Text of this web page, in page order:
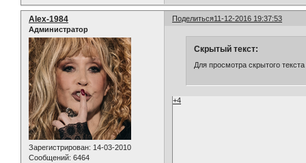
Поделиться11-12-2016 19:37:53
Alex-1984
Администратор
Зарегистрирован: 14-03-2010
Сообщений: 6464
Скрытый текст:
Для просмотра скрытого
+4